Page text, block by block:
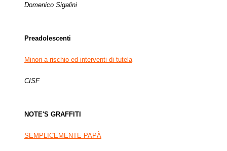
Domenico Sigalini
Preadolescenti
Minori a rischio ed interventi di tutela
CISF
NOTE'S GRAFFITI
SEMPLICEMENTE PAPÀ